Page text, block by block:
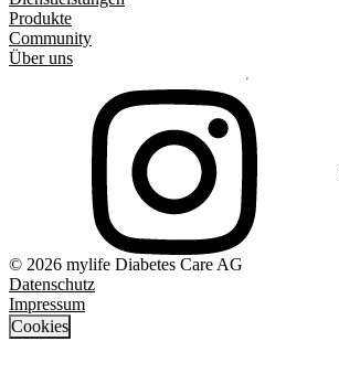
Produkte
Community
Über uns
© 2026 mylife Diabetes Care AG
Datenschutz
Impressum
Cookies